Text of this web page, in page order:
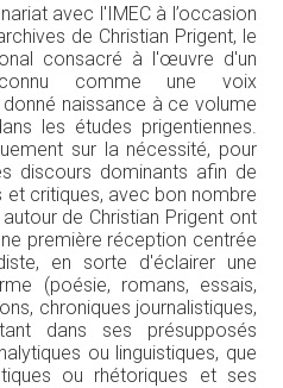
avec l'IMEC à l’occasion
de Christian Prigent, le
consacré à l'œuvre d'un
comme une voix
naissance à ce volume
les études prigentiennes.
sur la nécessité, pour
discours dominants afin de
et critiques, avec bon nombre
de Christian Prigent ont
première réception centrée
en sorte d'éclairer une
(poésie, romans, essais,
chroniques journalistiques,
dans ses présupposés
ou linguistiques, que
ou rhétoriques et ses